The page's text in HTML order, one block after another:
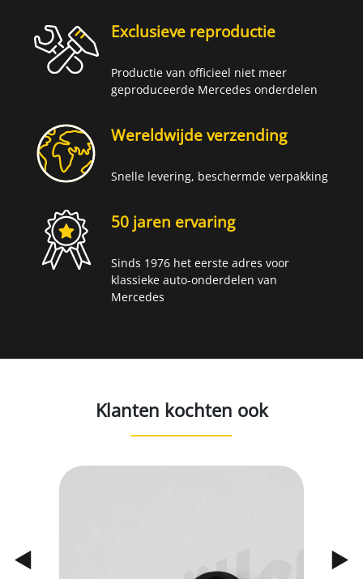
Exclusieve reproductie
Productie van officieel niet meer
geproduceerde Mercedes onderdelen
Wereldwijde verzending
Snelle levering, beschermde verpakking
50 jaren ervaring
Sinds 1976 het eerste adres voor
klassieke auto-onderdelen van
Mercedes
Klanten kochten ook